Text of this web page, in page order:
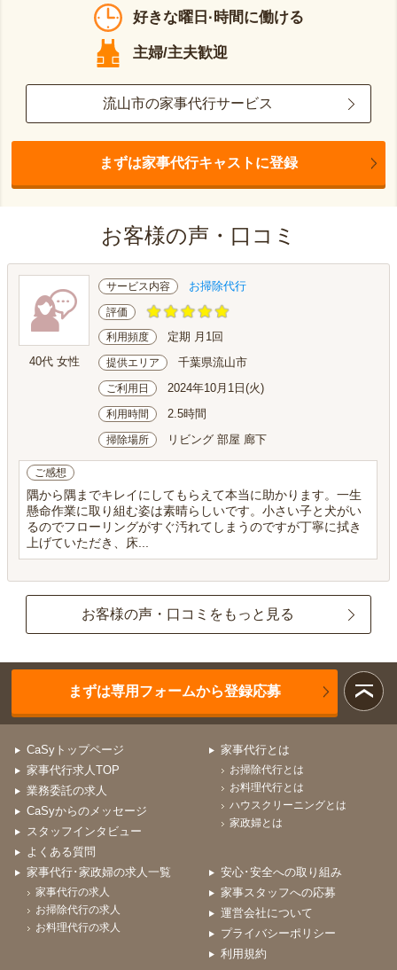
好きな曜日·時間に働ける
主婦/主夫歓迎
流山市の家事代行サービス
まずは家事代行キャストに登録
お客様の声・口コミ
40代 女性
サービス内容 お掃除代行
評価
利用頻度 定期 月1回
提供エリア 千葉県流山市
ご利用日 2024年10月1日(火)
利用時間 2.5時間
掃除場所 リビング 部屋 廊下
ご感想
隅から隅までキレイにしてもらえて本当に助かります。一生
懸命作業に取り組む姿は素晴らしいです。小さい子と犬がい
るのでフローリングがすぐ汚れてしまうのですが丁寧に拭き
上げていただき、床...
お客様の声・口コミをもっと見る
まずは専用フォームから登録応募
CaSyトップページ
家事代行求人TOP
業務委託の求人
CaSyからのメッセージ
スタッフインタビュー
よくある質問
家事代行とは
お掃除代行とは
お料理代行とは
ハウスクリーニングとは
家政婦とは
家事代行･家政婦の求人一覧
家事代行の求人
お掃除代行の求人
お料理代行の求人
安心･安全への取り組み
家事スタッフへの応募
運営会社について
プライバシーポリシー
利用規約